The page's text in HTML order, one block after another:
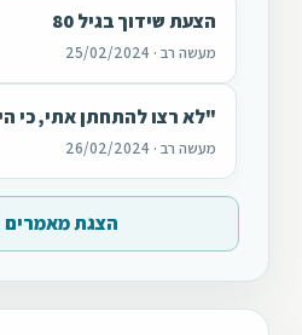
הצעת שידוך בגיל 80
מעשה רב · 25/02/2024
"לא רצו להתחתן אתי, כי
מעשה רב · 26/02/2024
הצגת מאמרים